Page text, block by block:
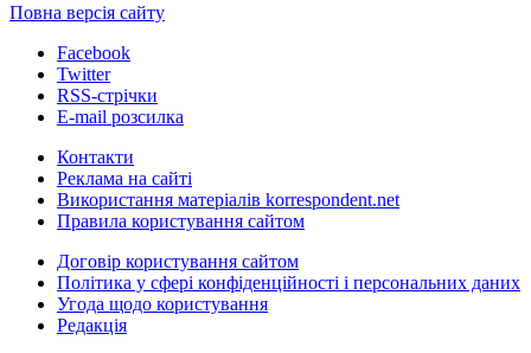
Повна версія сайту
Facebook
Twitter
RSS-стрічки
E-mail розсилка
Контакти
Реклама на сайті
Використання матеріалів korrespondent.net
Правила користування сайтом
Договір користування сайтом
Політика у сфері конфіденційності і персональних даних
Угода щодо користування
Редакція